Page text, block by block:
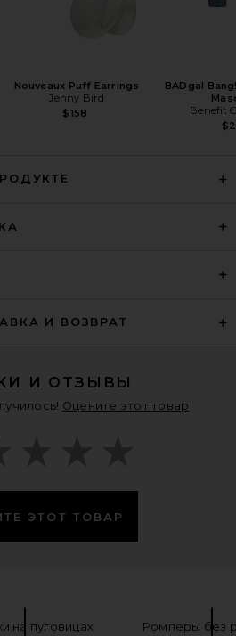
цена:
Nouveaux Puff Earrings
Jenny Bird
$158
BADgal
Benefit
И ВОЗВРАТ
И ОТЗЫВЫ
Оцените этот товар
ЭТОТ ТОВАР
на пуговицах Ромперы без